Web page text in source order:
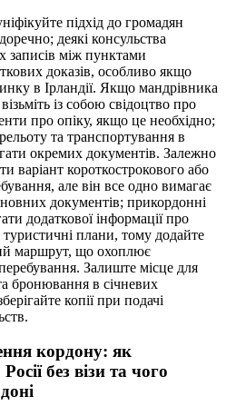
підхід до громадян
деякі консульства
записів між пунктами
доказів, особливо якщо
в Ірландії. Якщо мандрівника
із собою свідоцтво про
про опіку, якщо це необхідно;
та транспортування в
окремих документів. Залежно
варіант короткострокового або
але він все одно вимагає
документів; прикордонні
додаткової інформації про
туристичні плани, тому додайте
маршрут, що охоплює
Залиште місце для
бронювання в січневих
копії при подачі
кордону: як
без візи та чого